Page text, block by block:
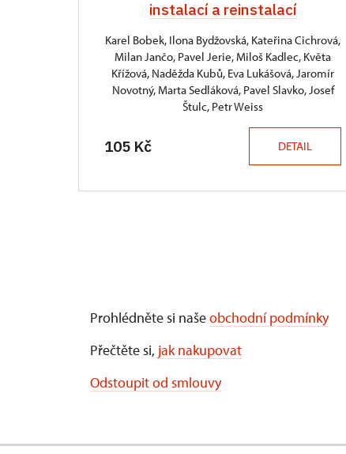
instalací a reinstalací
Karel Bobek, Ilona Bydžovská, Kateřina Cichrová,
Milan Jančo, Pavel Jerie, Miloš Kadlec, Květa
Křížová, Naděžda Kubů, Eva Lukášová, Jaromír
Novotný, Marta Sedláková, Pavel Slavko, Josef
Štulc, Petr Weiss
105 Kč DETAIL
Prohlédněte si našeobchodní podmínky
Přečtěte si, jak nakupovat
Odstoupit od smlouvy